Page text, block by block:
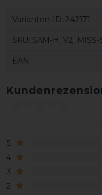
Varianten-ID: 242171
SKU: SAM-
EAN:
5
4
3
2